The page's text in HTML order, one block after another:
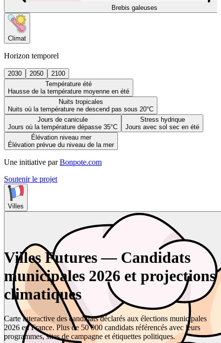
Brebis galeuses
Climat
Horizon temporel
2030 2050
2100
Température été
Hausse de la température moyenne en été
Nuits tropicales
Nuits où la température ne descend pas sous 20°C
Jours de canicule
Jours où la température dépasse 35°C
Stress hydrique
Jours avec sol sec en été
Élévation niveau mer
Élévation prévue du niveau de la mer
Une initiative par Bonpote.com
Soutenir le projet
Villes
Villes Futures — Candidats
municipales 2026 et projections
climatiques
Carte interactive des candidats déclarés aux élections municipales
2026 en France. Plus de 50 000 candidats référencés avec leurs
programmes, sites de campagne et étiquettes politiques.